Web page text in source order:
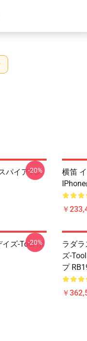
パイアTシ
-20%
横笛
￥
ズ-Tool ポ
-20%
ラダ
ズ-
プ
￥